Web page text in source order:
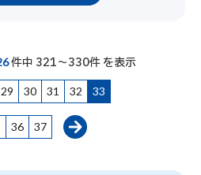
件中 321～330件 を表示
29 30 31 32 33
36 37